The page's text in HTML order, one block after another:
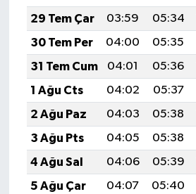
29 Tem Çar
03:59 05:34
30 Tem Per
04:00 05:35
31 Tem Cum
04:01 05:36
1 Ağu Cts
04:02 05:37
2 Ağu Paz
04:03 05:38
3 Ağu Pts
04:05 05:38
4 Ağu Sal
04:06 05:39
5 Ağu Çar
04:07 05:40